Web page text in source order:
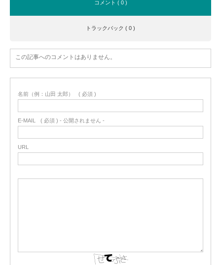
コメント ( 0 )
トラックバック ( 0 )
この記事へのコメントはありません。
名前（例：山田 太郎） ( 必須 )
E-MAIL ( 必須 ) - 公開されません -
URL